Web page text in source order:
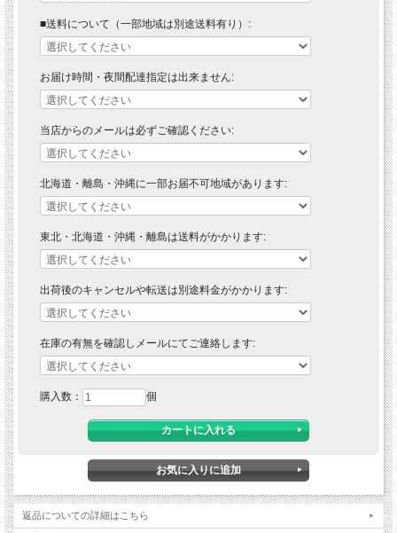
■送料について（一部地域は別途送料有り）:
お届け時間・夜間配達指定は出来ません:
当店からのメールは必ずご確認ください:
北海道・離島・沖縄に一部お届不可地域があります:
東北・北海道・沖縄・離島は送料がかかります:
出荷後のキャンセルや転送は別途料金がかかります:
在庫の有無を確認しメールにてご連絡します:
購入数： 個
返品についての詳細はこちら